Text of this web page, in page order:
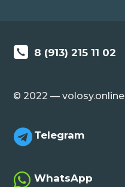
8 (913) 215 11 02
© 2022 — volosy.online
 Telegram
 WhatsApp